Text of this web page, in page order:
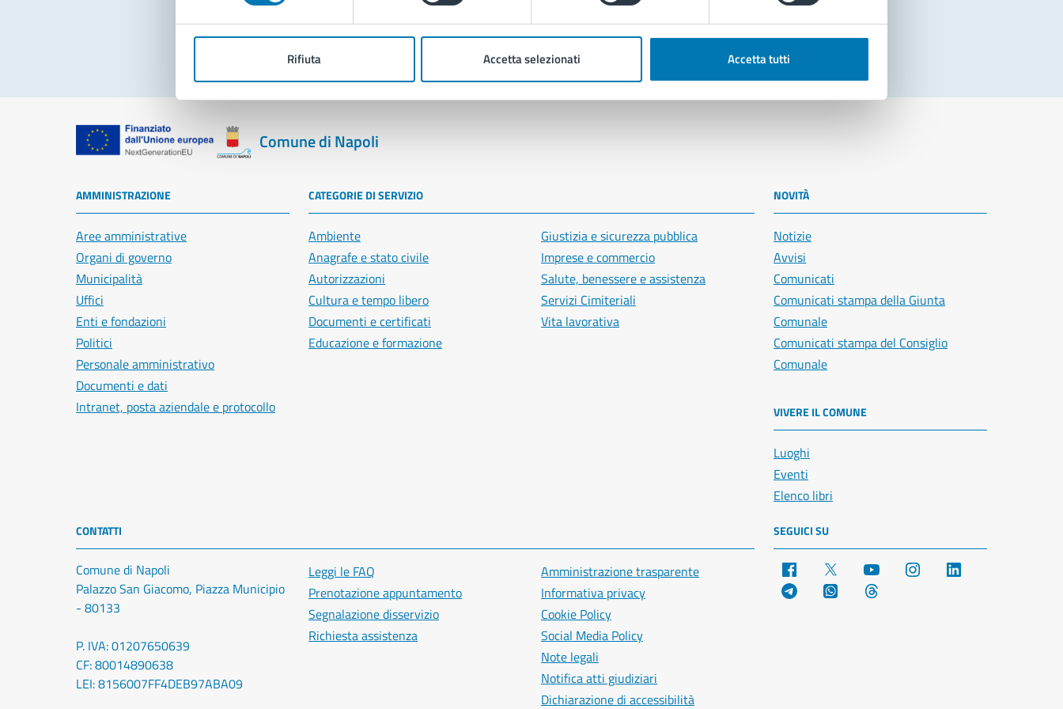
Rifiuta Accetta selezionati Accetta tutti
Segnala disservizio
Comune di Napoli
AMMINISTRAZIONE
Aree amministrative
Organi di governo
Municipalità
Uffici
Enti e fondazioni
Politici
Personale amministrativo
Documenti e dati
Intranet, posta aziendale e protocollo
CATEGORIE DI SERVIZIO
Ambiente
Anagrafe e stato civile
Autorizzazioni
Cultura e tempo libero
Documenti e certificati
Educazione e formazione
Giustizia e sicurezza pubblica
Imprese e commercio
Salute, benessere e assistenza
Servizi Cimiteriali
Vita lavorativa
NOVITÀ
Notizie
Avvisi
Comunicati
Comunicati stampa della Giunta
Comunale
Comunicati stampa del Consiglio
Comunale
VIVERE IL COMUNE
Luoghi
Eventi
Elenco libri
CONTATTI
Comune di Napoli
Palazzo San Giacomo, Piazza Municipio
- 80133
P. IVA: 01207650639
CF: 80014890638
LEI: 8156007FF4DEB97ABA09
Leggi le FAQ
Prenotazione appuntamento
Segnalazione disservizio
Richiesta assistenza
Amministrazione trasparente
Informativa privacy
Cookie Policy
Social Media Policy
Note legali
Notifica atti giudiziari
Dichiarazione di accessibilità
SEGUICI SU
Facebook YouTube Instagram
Telegram WhatsApp